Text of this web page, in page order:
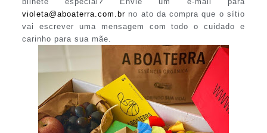
violeta@aboaterra.com.brno ato da compra que o sítio
vai escrever uma mensagem com todo o cuidado e
carinho para sua mãe.